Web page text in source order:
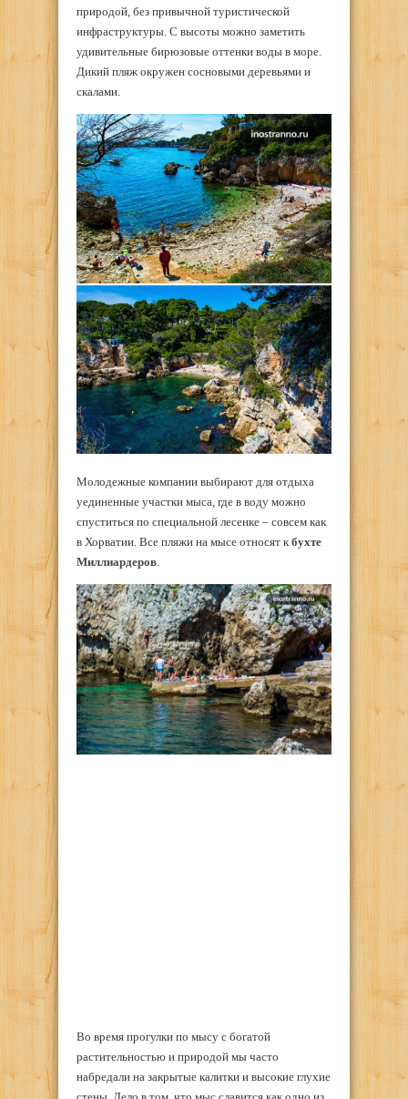
природой, без привычной туристической
инфраструктуры. С высоты можно заметить
удивительные бирюзовые оттенки воды в море.
Дикий пляж окружен сосновыми деревьями и
скалами.
Молодежные компании выбирают для отдыха
уединенные участки мыса, где в воду можно
спуститься по специальной лесенке – совсем как
в Хорватии. Все пляжи на мысе относят кбухте
Миллиардеров.
Во время прогулки по мысу с богатой
растительностью и природой мы часто
набредали на закрытые калитки и высокие глухие